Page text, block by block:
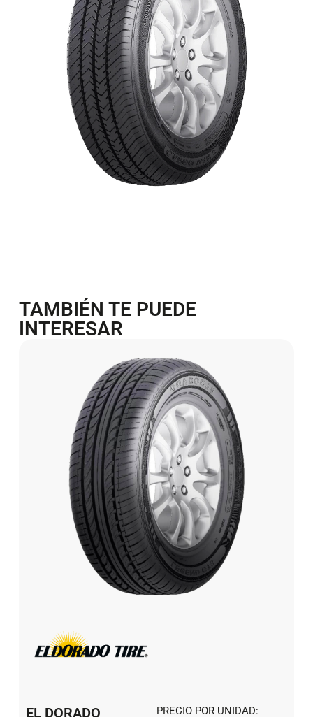
TAMBIÉN TE PUEDE
INTERESAR
EL DORADO PRECIO POR UNIDAD: